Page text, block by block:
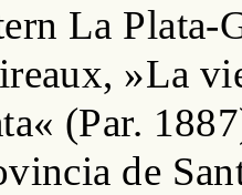
La Plata-
»La
(Par.
de